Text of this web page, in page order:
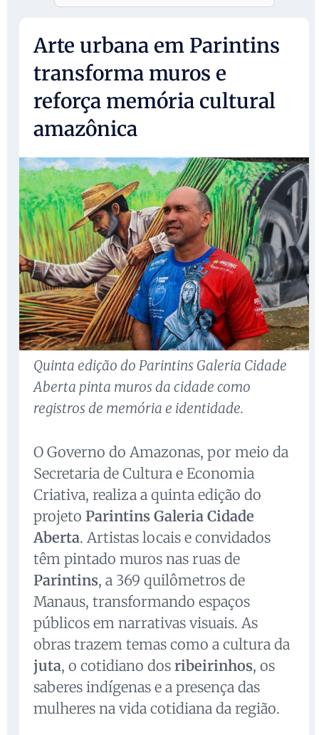
Arte urbana em Parintins
transforma muros e
reforça memória cultural
amazônica
Quinta edição do Parintins Galeria Cidade
Aberta pinta muros da cidade como
registros de memória e identidade.
O Governo do Amazonas, por meio da
Secretaria de Cultura e Economia
Criativa, realiza a quinta edição do
projeto Parintins Galeria Cidade
Aberta. Artistas locais e convidados
têm pintado muros nas ruas de
Parintins, a 369 quilômetros de
Manaus, transformando espaços
públicos em narrativas visuais. As
obras trazem temas como a cultura da
juta, o cotidiano dos ribeirinhos, os
saberes indígenas e a presença das
mulheres na vida cotidiana da região.